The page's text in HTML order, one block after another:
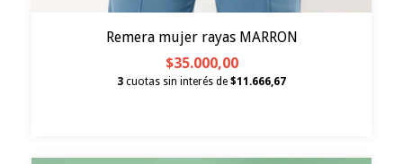
Remera mujer rayas MARRON
$35.000,00
3 cuotas sin interés de $11.666,67